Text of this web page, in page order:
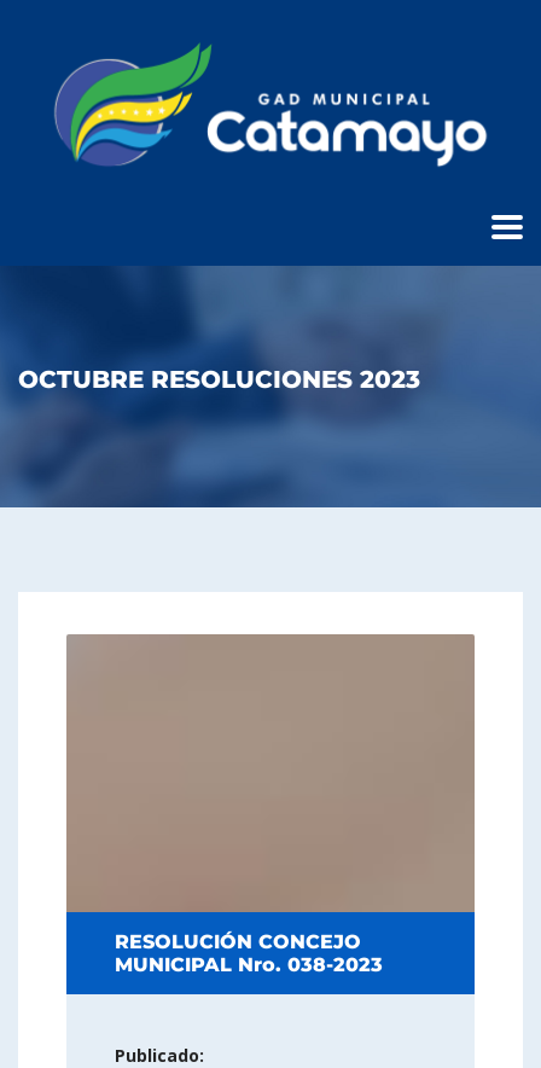
OCTUBRE RESOLUCIONES 2023
RESOLUCIÓN CONCEJO
MUNICIPAL Nro. 038-2023
Publicado: